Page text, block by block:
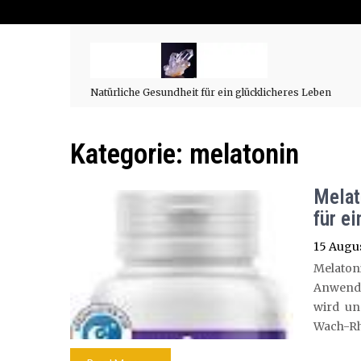
Natürliche Gesundheit für ein glücklicheres Leben
Kategorie: melatonin
für
15
wird
Wach-